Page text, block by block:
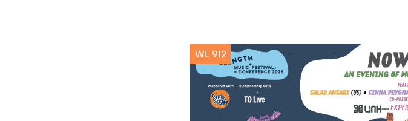
WL 912